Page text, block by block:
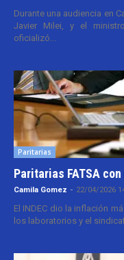
Durante una audiencia en
Javier Milei, y el
oficializó...
Paritarias
Paritarias FATSA
Camila Gomez - 22/04/2026
El INDEC dio la inflación
los laboratorios y el